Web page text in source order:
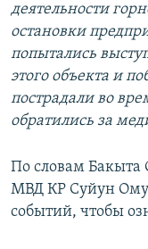
деятельности
остановки
попытались
этого объекта и
пострадали во
обратились за
По словам Бакыта
МВД КР Суйун
событий, чтобы